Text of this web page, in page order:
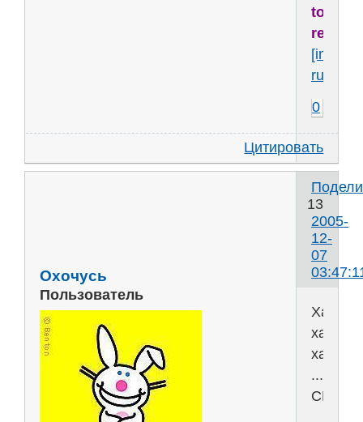
to
0
Цитировать
13
2005-
12-
07
Охочусь
Пользователь
Ха
ха
ха=)
....кхм..
СПАТЬ